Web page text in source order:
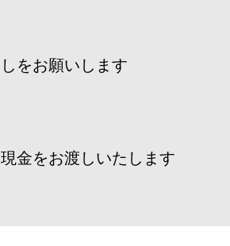
をお願いします
金をお渡しいたします